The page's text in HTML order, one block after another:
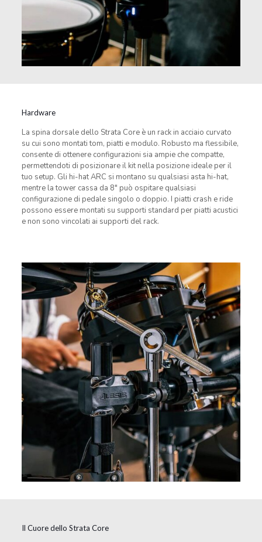
Hardware
La spina dorsale dello Strata Core è un rack in acciaio curvato
su cui sono montati tom, piatti e modulo. Robusto ma flessibile,
consente di ottenere configurazioni sia ampie che compatte,
permettendoti di posizionare il kit nella posizione ideale per il
tuo setup. Gli hi-hat ARC si montano su qualsiasi asta hi-hat,
mentre la tower cassa da 8″ può ospitare qualsiasi
configurazione di pedale singolo o doppio. I piatti crash e ride
possono essere montati su supporti standard per piatti acustici
e non sono vincolati ai supporti del rack.
Il Cuore dello Strata Core